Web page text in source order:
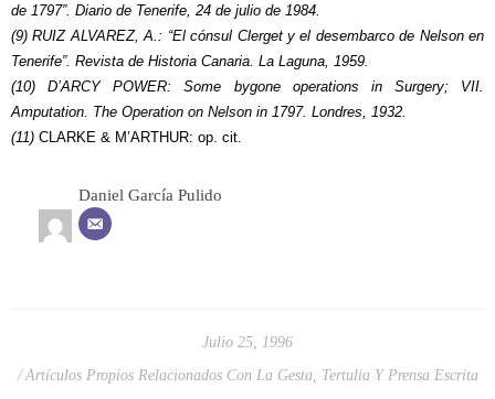
de 1797”. Diario de Tenerife, 24 de julio de 1984.
(9) RUIZ ALVAREZ, A.: “El cónsul Clerget y el desembarco de Nelson en
Tenerife”. Revista de Historia Canaria. La Laguna, 1959.
(10) D’ARCY POWER: Some bygone operations in Surgery; VII.
Amputation. The Operation on Nelson in 1797. Londres, 1932.
(11) CLARKE & M’ARTHUR: op. cit.
Daniel García Pulido
Julio 25, 1996
Artículos Propios Relacionados Con La Gesta, Tertulia Y Prensa Escrita